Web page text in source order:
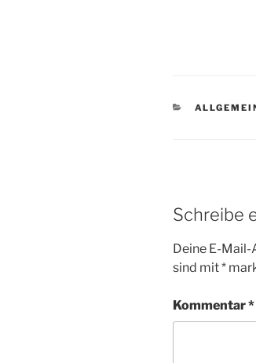
Schreibe
Deine E-
sind mit*
Kommentar*